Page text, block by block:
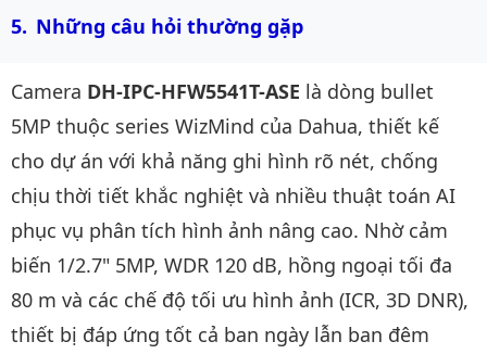
Những câu hỏi thường gặp
Camera DH-IPC-HFW5541T-ASE là dòng bullet
5MP thuộc series WizMind của Dahua, thiết kế
cho dự án với khả năng ghi hình rõ nét, chống
chịu thời tiết khắc nghiệt và nhiều thuật toán AI
phục vụ phân tích hình ảnh nâng cao. Nhờ cảm
biến 1/2.7" 5MP, WDR 120 dB, hồng ngoại tối đa
80 m và các chế độ tối ưu hình ảnh (ICR, 3D DNR),
thiết bị đáp ứng tốt cả ban ngày lẫn ban đêm